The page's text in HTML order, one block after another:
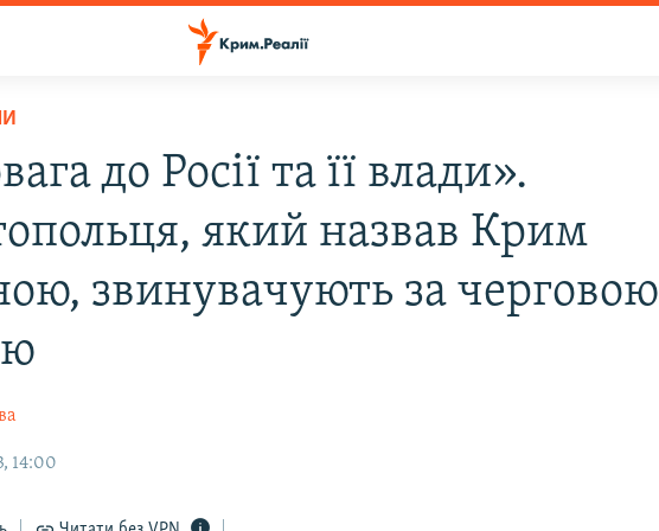
до Росії та її влади».
який назвав Крим
звинувачують за черговою
14:00